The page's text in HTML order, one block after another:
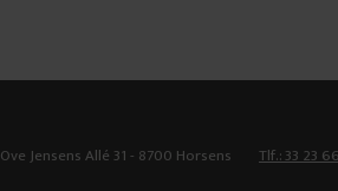
Ove Jensens Allé 31 - 8700 Horsens Tlf.: 33 23